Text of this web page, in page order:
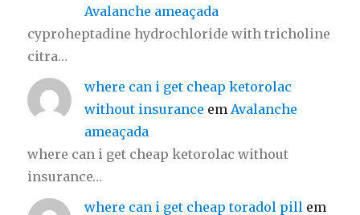
Avalanche ameaçada
cyproheptadine hydrochloride with tricholine
citra…
where can i get cheap ketorolac
without insurance em Avalanche
ameaçada
where can i get cheap ketorolac without
insurance…
where can i get cheap toradol pill em